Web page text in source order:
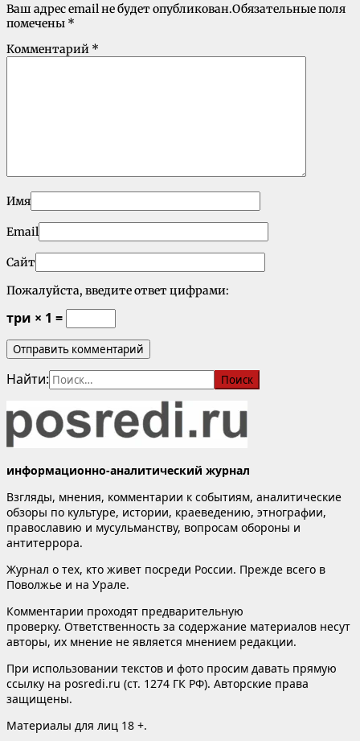
Ваш адрес email не будет опубликован.Обязательные поля
помечены *
Комментарий *
Имя
Email
Сайт
Пожалуйста, введите ответ цифрами:
три × 1 =
Найти:
информационно-аналитический журнал
Взгляды, мнения, комментарии к событиям, аналитические
обзоры по культуре, истории, краеведению, этнографии,
православию и мусульманству, вопросам обороны и
антитеррора.
Журнал о тех, кто живет посреди России. Прежде всего в
Поволжье и на Урале.
Комментарии проходят предварительную
проверку. Ответственность за содержание материалов несут
авторы, их мнение не является мнением редакции.
При использовании текстов и фото просим давать прямую
ссылку на posredi.ru (ст. 1274 ГК РФ). Авторские права
защищены.
Материалы для лиц 18 +.